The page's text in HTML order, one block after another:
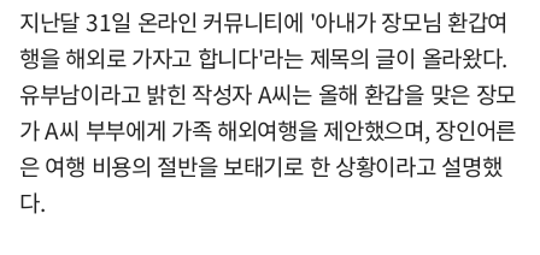
지난달 31일 온라인 커뮤니티에 '아내가 장모님 환갑여
행을 해외로 가자고 합니다'라는 제목의 글이 올라왔다.
유부남이라고 밝힌 작성자 A씨는 올해 환갑을 맞은 장모
가 A씨 부부에게 가족 해외여행을 제안했으며, 장인어른
은 여행 비용의 절반을 보태기로 한 상황이라고 설명했
다.